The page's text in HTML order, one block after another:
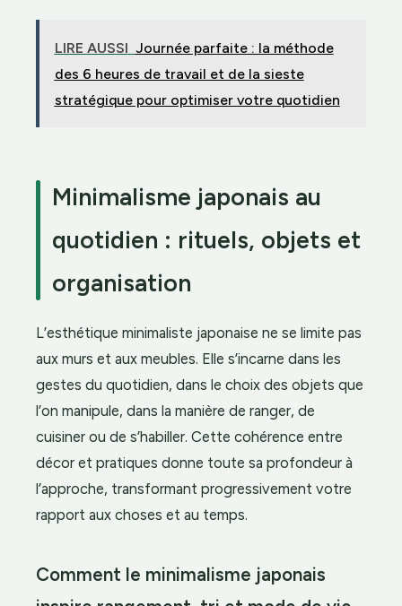
LIRE AUSSI Journée parfaite : la méthode
des 6 heures de travail et de la sieste
stratégique pour optimiser votre quotidien
Minimalisme japonais au
quotidien : rituels, objets et
organisation
L’esthétique minimaliste japonaise ne se limite pas
aux murs et aux meubles. Elle s’incarne dans les
gestes du quotidien, dans le choix des objets que
l’on manipule, dans la manière de ranger, de
cuisiner ou de s’habiller. Cette cohérence entre
décor et pratiques donne toute sa profondeur à
l’approche, transformant progressivement votre
rapport aux choses et au temps.
Comment le minimalisme japonais